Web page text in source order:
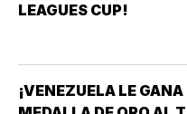
LEAGUES CUP!
¡VENEZUELA LE